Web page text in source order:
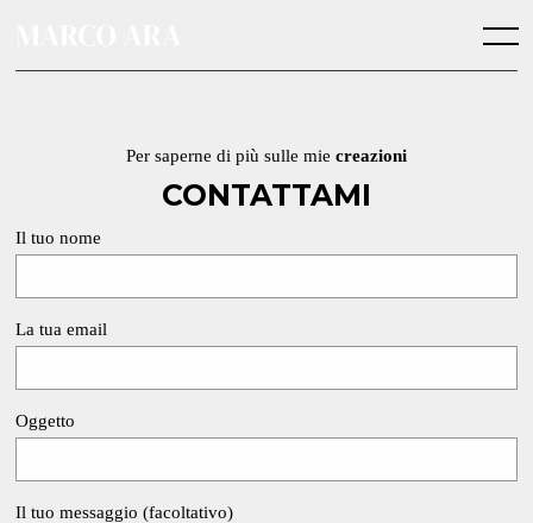
Menu
Per saperne di più sulle mie creazioni
CONTATTAMI
Il tuo nome
La tua email
Oggetto
Il tuo messaggio (facoltativo)